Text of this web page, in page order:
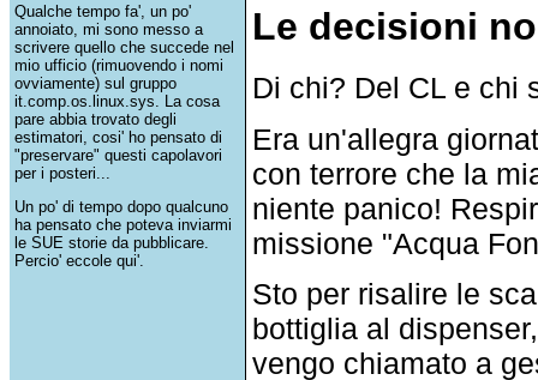
Qualche tempo fa', un po'
annoiato, mi sono messo a
scrivere quello che succede nel
mio ufficio (rimuovendo i nomi
ovviamente) sul gruppo
it.comp.os.linux.sys. La cosa
pare abbia trovato degli
estimatori, cosi' ho pensato di
"preservare" questi capolavori
per i posteri...
Un po' di tempo dopo qualcuno
ha pensato che poteva inviarmi
le SUE storie da pubblicare.
Percio' eccole qui'.
Le decisioni
Di chi? Del CL e chi
Era un'allegra
con terrore che la
niente panico!
missione "Acqua
Sto per risalire le
bottiglia al
vengo chiamato a